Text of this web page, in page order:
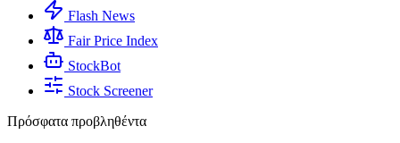
Flash News
Fair Price Index
StockBot
Stock Screener
Πρόσφατα προβληθέντα